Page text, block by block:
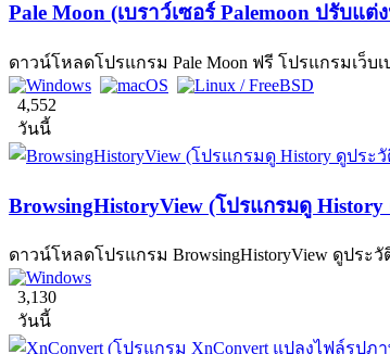
Pale Moon (เบราว์เซอร์ Palemoon ปรับแ
ดาวน์โหลดโปรแกรม Pale Moon ฟรี โปรแกรมเว็บ
4,552
วันนี้
BrowsingHistoryView (โปรแกรมดู History
ดาวน์โหลดโปรแกรม BrowsingHistoryView ดูประ
3,130
วันนี้